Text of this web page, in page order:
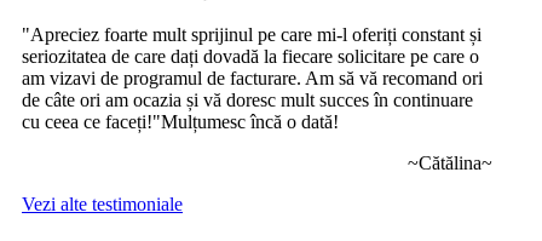
"Apreciez foarte mult sprijinul pe care mi-l oferiți constant și
seriozitatea de care dați dovadă la fiecare solicitare pe care o
am vizavi de programul de facturare. Am să vă recomand ori
de câte ori am ocazia și vă doresc mult succes în continuare
cu ceea ce faceți!"Mulțumesc încă o dată!
~Cătălina~
Vezi alte testimoniale